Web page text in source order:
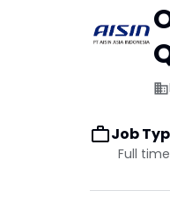
Job
Full time